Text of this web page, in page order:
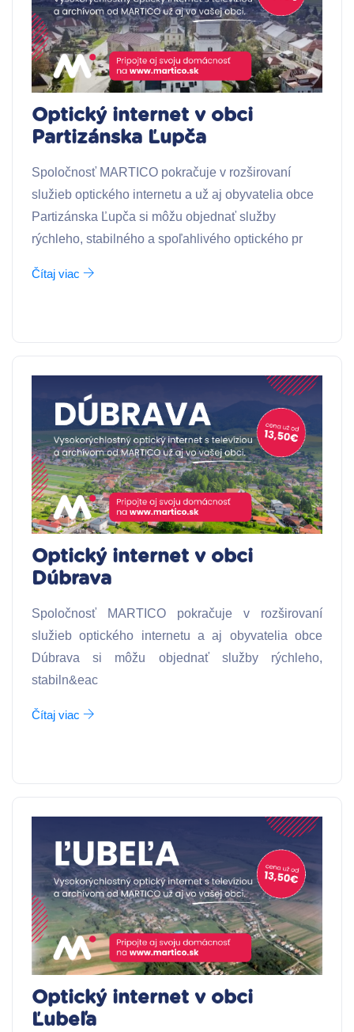
Optický internet v obci
Partizánska Ľupča
Spoločnosť MARTICO pokračuje v rozširovaní
služieb optického internetu a už aj obyvatelia obce
Partizánska Ľupča si môžu objednať služby
rýchleho, stabilného a spoľahlivého optického pr
Čítaj viac
Optický internet v obci
Dúbrava
Spoločnosť MARTICO pokračuje v rozširovaní
služieb optického internetu a aj obyvatelia obce
Dúbrava si môžu objednať služby rýchleho,
stabiln&eac
Čítaj viac
Optický internet v obci
Ľubeľa